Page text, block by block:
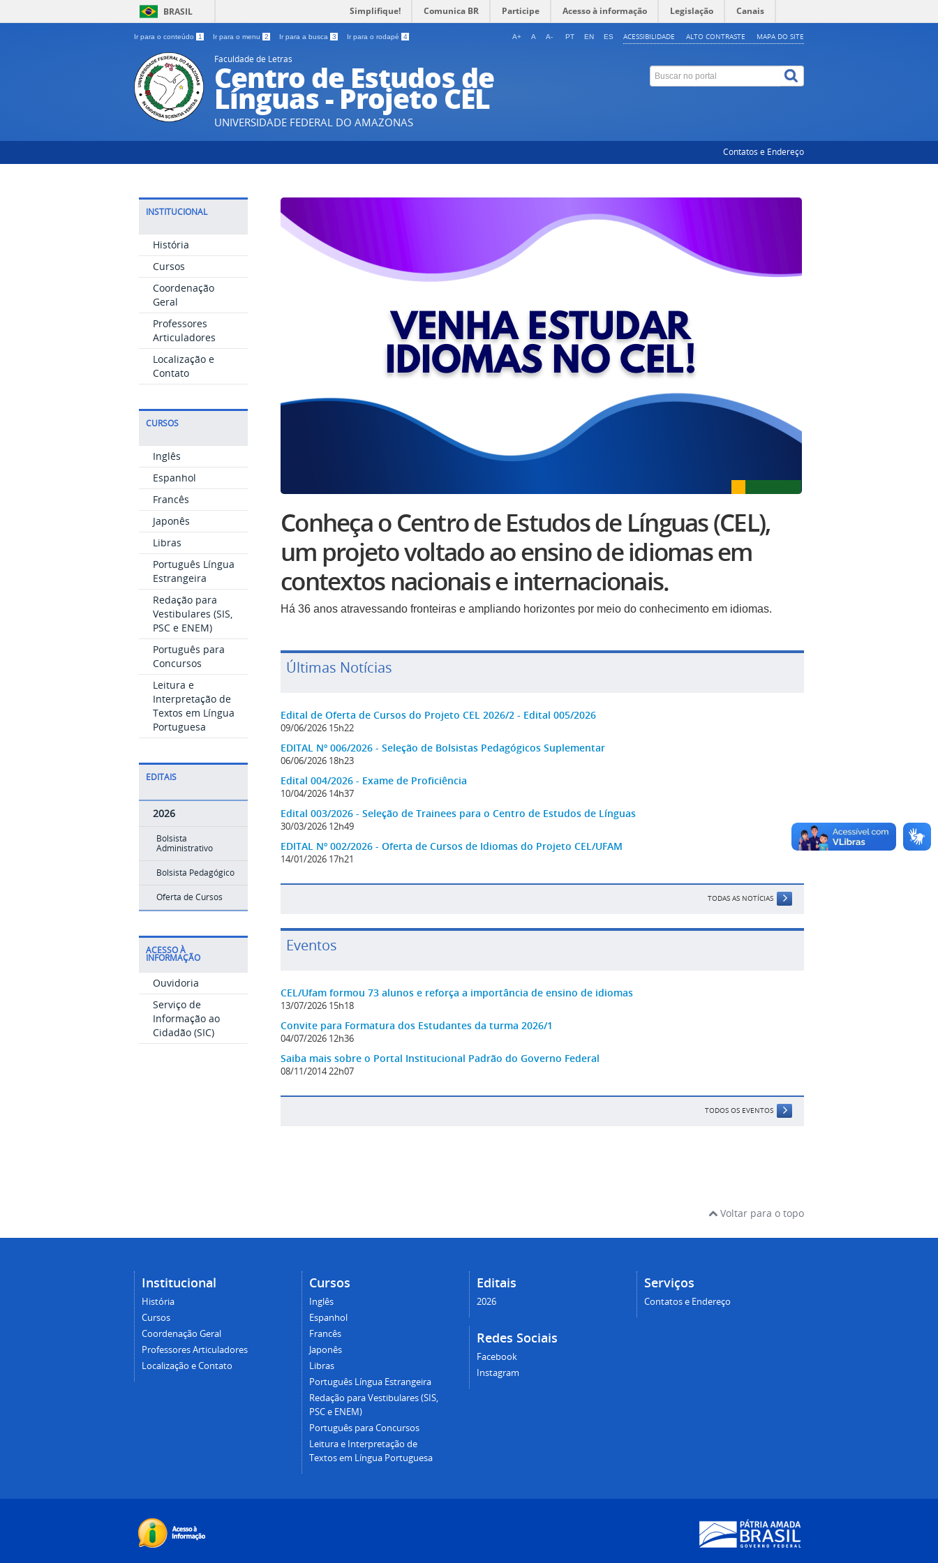
BRASIL Simplifique! Comunica BR Participe Acesso à informação Legislação Canais
Ir para o conteúdo 1 Ir para o menu 2 Ir para a busca 3 Ir para o rodapé 4 ACESSIBILIDADE ALTO CONTRASTE MAPA DO SITE
A+ A A- PT EN ES
Faculdade de Letras
Centro de Estudos de
Línguas - Projeto CEL
UNIVERSIDADE FEDERAL DO AMAZONAS
Contatos e Endereço
INSTITUCIONAL
História
Cursos
Coordenação
Geral
Professores
Articuladores
Localização e
Contato
CURSOS
Inglês
Espanhol
Francês
Japonês
Libras
Português Língua
Estrangeira
Redação para
Vestibulares (SIS,
PSC e ENEM)
Português para
Concursos
Leitura e
Interpretação de
Textos em Língua
Portuguesa
EDITAIS
2026
Bolsista
Administrativo
Bolsista Pedagógico
Oferta de Cursos
ACESSO À
INFORMAÇÃO
Ouvidoria
Serviço de
Informação ao
Cidadão (SIC)
Conheça o Centro de Estudos de Línguas (CEL),
um projeto voltado ao ensino de idiomas em
contextos nacionais e internacionais.
Há 36 anos atravessando fronteiras e ampliando horizontes por meio do conhecimento em idiomas.
Últimas Notícias
Edital de Oferta de Cursos do Projeto CEL 2026/2 - Edital 005/2026
09/06/2026 15h22
EDITAL Nº 006/2026 - Seleção de Bolsistas Pedagógicos Suplementar
06/06/2026 18h23
Edital 004/2026 - Exame de Proficiência
10/04/2026 14h37
Edital 003/2026 - Seleção de Trainees para o Centro de Estudos de Línguas
30/03/2026 12h49
EDITAL Nº 002/2026 - Oferta de Cursos de Idiomas do Projeto CEL/UFAM
14/01/2026 17h21
TODAS AS NOTÍCIAS
Eventos
CEL/Ufam formou 73 alunos e reforça a importância de ensino de idiomas
13/07/2026 15h18
Convite para Formatura dos Estudantes da turma 2026/1
04/07/2026 12h36
Saiba mais sobre o Portal Institucional Padrão do Governo Federal
08/11/2014 22h07
TODOS OS EVENTOS
Voltar para o topo
Institucional
História
Cursos
Coordenação Geral
Professores Articuladores
Localização e Contato
Cursos
Inglês
Espanhol
Francês
Japonês
Libras
Português Língua Estrangeira
Redação para Vestibulares (SIS,
PSC e ENEM)
Português para Concursos
Leitura e Interpretação de
Textos em Língua Portuguesa
Editais
2026
Serviços
Contatos e Endereço
Redes Sociais
Facebook
Instagram